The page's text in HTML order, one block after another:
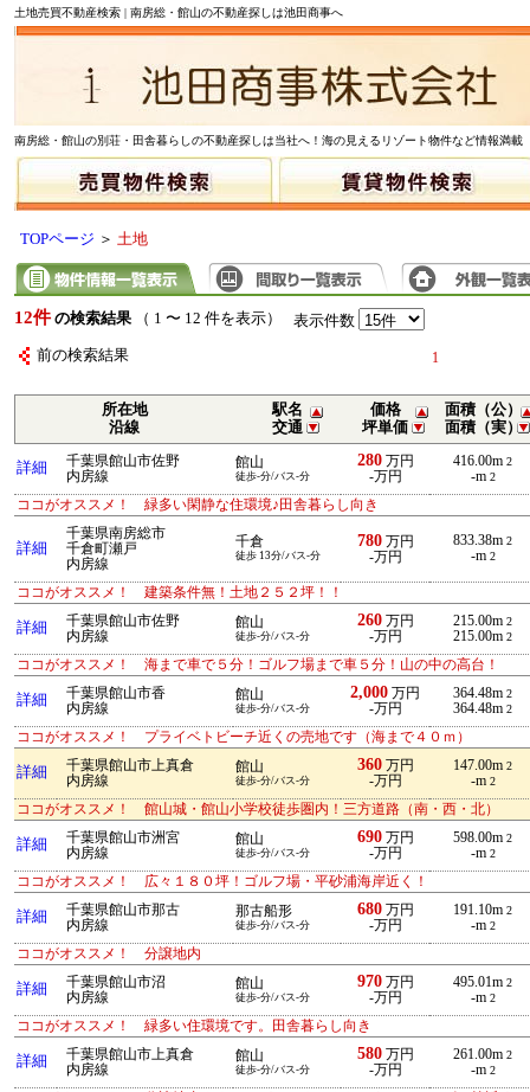
土地売買不動産検索 | 南房総・館山の不動産探しは池田商事へ
南房総・館山の別荘・田舎暮らしの不動産探しは当社へ！海の見えるリゾート物件など情報満載
TOPページ ＞ 土地
12件 の検索結果 （ 1 〜 12 件を表示） 表示件数
前の検索結果 1
所在地
沿線
駅名
交通
価格
坪単価
面積（公）
面積（実）
詳細
千葉県館山市佐野
内房線
館山
徒歩-分/バス-分
280万円
-万円
416.00m 2
-m 2
ココがオススメ！ 緑多い閑静な住環境♪田舎暮らし向き
詳細
千葉県南房総市
千倉町瀬戸
内房線
千倉
徒歩 13分/バス-分
780万円
-万円
833.38m 2
-m 2
ココがオススメ！ 建築条件無！土地２５２坪！！
詳細
千葉県館山市佐野
内房線
館山
徒歩-分/バス-分
260万円
-万円
215.00m 2
215.00m 2
ココがオススメ！ 海まで車で５分！ゴルフ場まで車５分！山の中の高台！
詳細
千葉県館山市香
内房線
館山
徒歩-分/バス-分
2,000 万円
-万円
364.48m 2
364.48m 2
ココがオススメ！ プライベトビーチ近くの売地です（海まで４０ｍ）
詳細
千葉県館山市上真倉
内房線
館山
徒歩-分/バス-分
360万円
-万円
147.00m 2
-m 2
ココがオススメ！ 館山城・館山小学校徒歩圏内！三方道路（南・西・北）
詳細
千葉県館山市洲宮
内房線
館山
徒歩-分/バス-分
690万円
-万円
598.00m 2
-m 2
ココがオススメ！ 広々１８０坪！ゴルフ場・平砂浦海岸近く！
詳細
千葉県館山市那古
内房線
那古船形
徒歩-分/バス-分
680万円
-万円
191.10m 2
-m 2
ココがオススメ！ 分譲地内
詳細
千葉県館山市沼
内房線
館山
徒歩-分/バス-分
970万円
-万円
495.01m 2
-m 2
ココがオススメ！ 緑多い住環境です。田舎暮らし向き
詳細
千葉県館山市上真倉
内房線
館山
徒歩-分/バス-分
580万円
-万円
261.00m 2
-m 2